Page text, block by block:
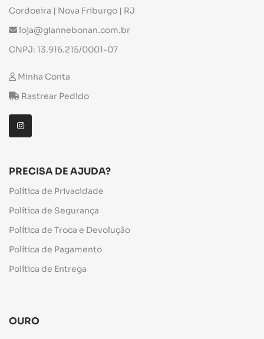
Cordoeira | Nova Friburgo | RJ
loja@giannebonan.com.br
CNPJ: 13.916.215/0001-07
Minha Conta
Rastrear Pedido
PRECISA DE AJUDA?
Política de Privacidade
Política de Segurança
Política de Troca e Devolução
Política de Pagamento
Política de Entrega
OURO